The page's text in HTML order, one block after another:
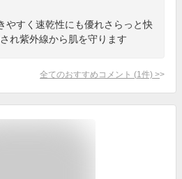
やすく速乾性にも優れさらっと快
れ紫外線から肌を守ります
全てのおすすめコメント (1 件) >